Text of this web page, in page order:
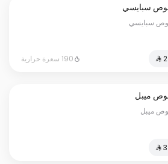
سبايسي
سبايسي
⁨⁦‪‬ 2⁩ 190 سعرة حرارية
ميبل
ميبل